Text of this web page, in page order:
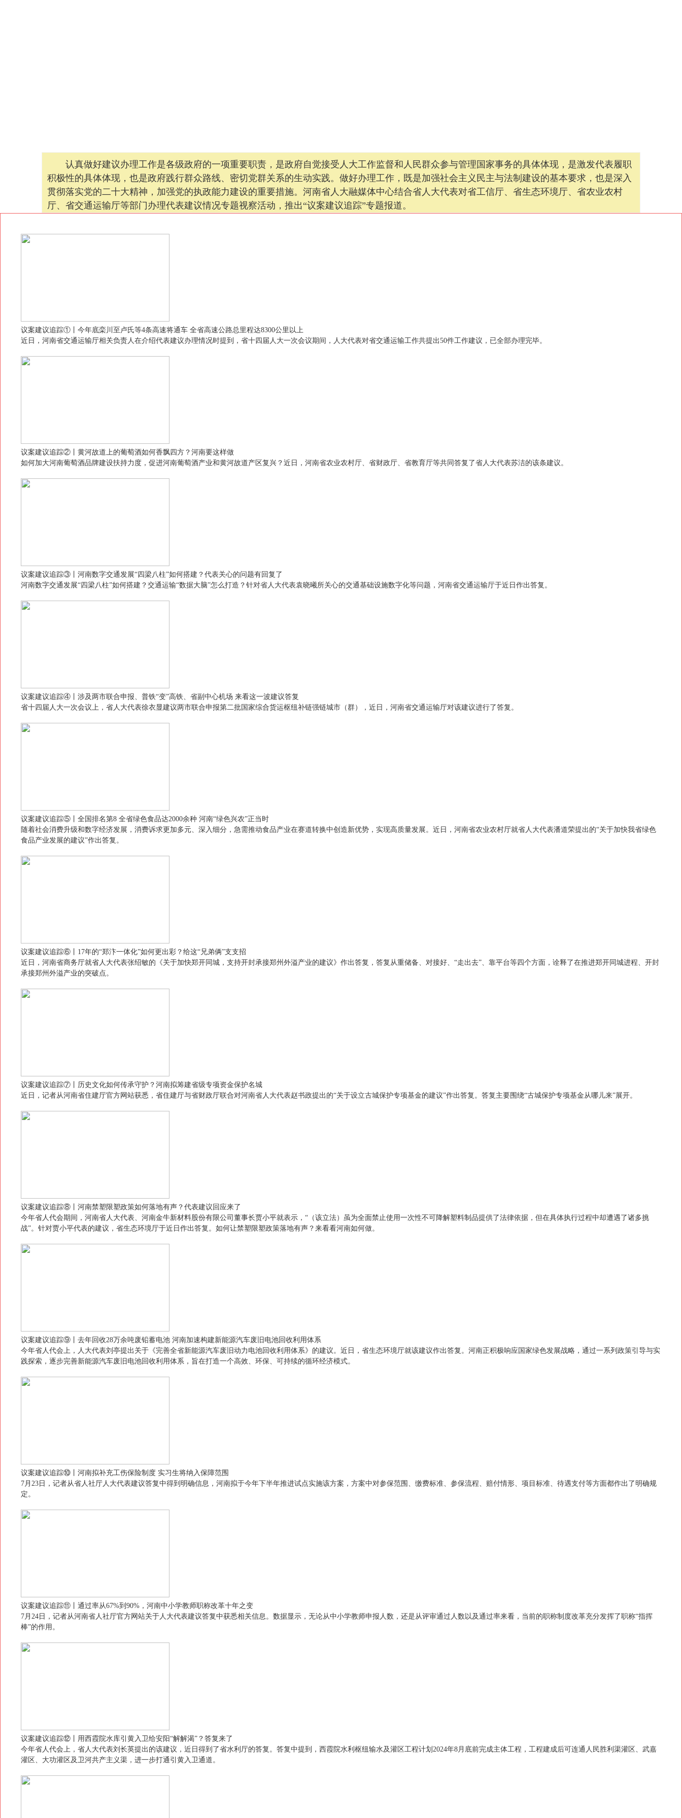
认真做好建议办理工作是各级政府的一项重要职责，是政府自觉接受人大工作监督和人民群众参与管理国家事务的具体体现，是激发代表履职
积极性的具体体现，也是政府践行群众路线、密切党群关系的生动实践。做好办理工作，既是加强社会主义民主与法制建设的基本要求，也是深入
贯彻落实党的二十大精神，加强党的执政能力建设的重要措施。河南省人大融媒体中心结合省人大代表对省工信厅、省生态环境厅、省农业农村
厅、省交通运输厅等部门办理代表建议情况专题视察活动，推出“议案建议追踪”专题报道。
议案建议追踪①丨今年底栾川至卢氏等4条高速将通车 全省高速公路总里程达8300公里以上
近日，河南省交通运输厅相关负责人在介绍代表建议办理情况时提到，省十四届人大一次会议期间，人大代表对省交通运输工作共提出50件工作建议，已全部办理完毕。
议案建议追踪②丨黄河故道上的葡萄酒如何香飘四方？河南要这样做
如何加大河南葡萄酒品牌建设扶持力度，促进河南葡萄酒产业和黄河故道产区复兴？近日，河南省农业农村厅、省财政厅、省教育厅等共同答复了省人大代表苏洁的该条建议。
议案建议追踪③丨河南数字交通发展“四梁八柱”如何搭建？代表关心的问题有回复了
河南数字交通发展“四梁八柱”如何搭建？交通运输“数据大脑”怎么打造？针对省人大代表袁晓曦所关心的交通基础设施数字化等问题，河南省交通运输厅于近日作出答复。
议案建议追踪④丨涉及两市联合申报、普铁“变”高铁、省副中心机场 来看这一波建议答复
省十四届人大一次会议上，省人大代表徐衣显建议两市联合申报第二批国家综合货运枢纽补链强链城市（群），近日，河南省交通运输厅对该建议进行了答复。
议案建议追踪⑤丨全国排名第8 全省绿色食品达2000余种 河南“绿色兴农”正当时
随着社会消费升级和数字经济发展，消费诉求更加多元、深入细分，急需推动食品产业在赛道转换中创造新优势，实现高质量发展。近日，河南省农业农村厅就省人大代表潘道荣提出的“关于加快我省绿色
食品产业发展的建议”作出答复。
议案建议追踪⑥丨17年的“郑汴一体化”如何更出彩？给这“兄弟俩”支支招
近日，河南省商务厅就省人大代表张绍敏的《关于加快郑开同城，支持开封承接郑州外溢产业的建议》作出答复，答复从重储备、对接好、“走出去”、靠平台等四个方面，诠释了在推进郑开同城进程、开封
承接郑州外溢产业的突破点。
议案建议追踪⑦丨历史文化如何传承守护？河南拟筹建省级专项资金保护名城
近日，记者从河南省住建厅官方网站获悉，省住建厅与省财政厅联合对河南省人大代表赵书政提出的“关于设立古城保护专项基金的建议”作出答复。答复主要围绕“古城保护专项基金从哪儿来”展开。
议案建议追踪⑧丨河南禁塑限塑政策如何落地有声？代表建议回应来了
今年省人代会期间，河南省人大代表、河南金牛新材料股份有限公司董事长贾小平就表示，“（该立法）虽为全面禁止使用一次性不可降解塑料制品提供了法律依据，但在具体执行过程中却遭遇了诸多挑
战”。针对贾小平代表的建议，省生态环境厅于近日作出答复。如何让禁塑限塑政策落地有声？来看看河南如何做。
议案建议追踪⑨丨去年回收28万余吨废铅蓄电池 河南加速构建新能源汽车废旧电池回收利用体系
今年省人代会上，人大代表刘亭提出关于《完善全省新能源汽车废旧动力电池回收利用体系》的建议。近日，省生态环境厅就该建议作出答复。河南正积极响应国家绿色发展战略，通过一系列政策引导与实
践探索，逐步完善新能源汽车废旧电池回收利用体系，旨在打造一个高效、环保、可持续的循环经济模式。
议案建议追踪⑩丨河南拟补充工伤保险制度 实习生将纳入保障范围
7月23日，记者从省人社厅人大代表建议答复中得到明确信息，河南拟于今年下半年推进试点实施该方案，方案中对参保范围、缴费标准、参保流程、赔付情形、项目标准、待遇支付等方面都作出了明确规
定。
议案建议追踪⑪丨通过率从67%到90%，河南中小学教师职称改革十年之变
7月24日，记者从河南省人社厅官方网站关于人大代表建议答复中获悉相关信息。数据显示，无论从中小学教师申报人数，还是从评审通过人数以及通过率来看，当前的职称制度改革充分发挥了职称“指挥
棒”的作用。
议案建议追踪⑫丨用西霞院水库引黄入卫给安阳“解解渴”？答复来了
今年省人代会上，省人大代表刘长英提出的该建议，近日得到了省水利厅的答复。答复中提到，西霞院水利枢纽输水及灌区工程计划2024年8月底前完成主体工程，工程建成后可连通人民胜利渠灌区、武嘉
灌区、大功灌区及卫河共产主义渠，进一步打通引黄入卫通道。